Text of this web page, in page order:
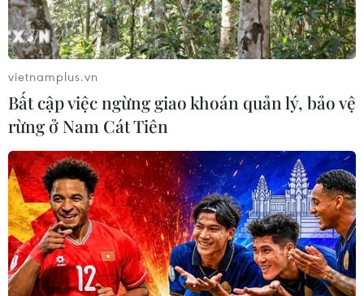
Theo dõi VietnamPlus
TIN LIÊN QUAN
vietnamplus.vn
Bất cập việc ngừng giao khoán quản lý, bảo vệ
rừng ở Nam Cát Tiên